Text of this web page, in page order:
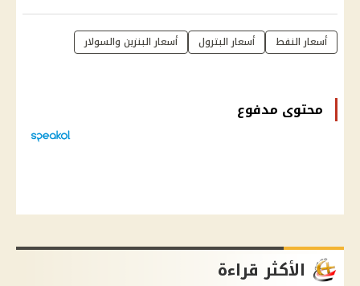
أسعار النفط أسعار البترول أسعار البنزين والسولار
محتوى مدفوع
الأكثر قراءة